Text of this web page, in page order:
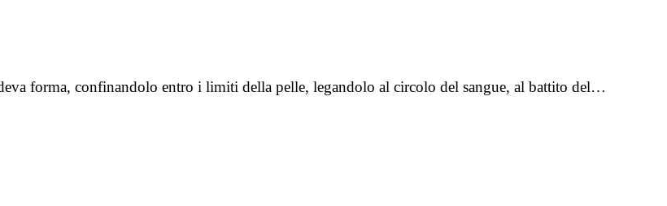
forma, confinandolo entro i limiti della pelle, legandolo al circolo del sangue, al battito del…